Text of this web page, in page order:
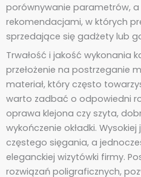
porównywanie parametrów, a
rekomendacjami, w których
sprzedające się gadżety lub
Trwałość i jakość wykonania
przełożenie na postrzeganie
materiał, który często
warto zadbać o odpowiedni
oprawa klejona czy szyta,
wykończenie okładki.
częstego sięgania, a
eleganckiej wizytówki firmy.
rozwiązań poligraficznych,